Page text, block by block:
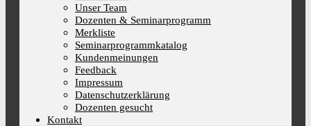
Unser Team
Dozenten & Seminarprogramm
Merkliste
Seminarprogrammkatalog
Kundenmeinungen
Feedback
Impressum
Datenschutzerklärung
Dozenten gesucht
Kontakt